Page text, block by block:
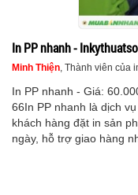
In PP nhanh -
Minh Thiện, Thành viên của
In PP nhanh - Giá:
66In PP nhanh là dịch
khách hàng đặt in sản
ngày, hỗ trợ giao hàng